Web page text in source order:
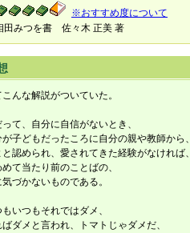
※おすすめ度について
田みつを書 佐々木 正美 著
んな解説がついていた。
って、自分に自信がないとき、
子どもだったころに自分の親や教師から、
認められ、愛されてきた経験がなければ、
て当たり前のことばの、
づかないものである。
いつもそれではダメ、
ダメと言われ、トマトじゃダメだ、